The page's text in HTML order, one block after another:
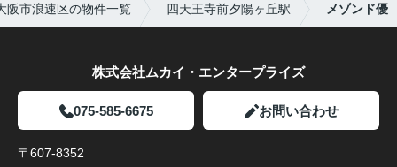
阪市浪速区の物件一覧 四天王寺前夕陽ヶ丘駅 メゾンド優
株式会社ムカイ・エンタープライズ
075-585-6675 お問い合わせ
〒607-8352